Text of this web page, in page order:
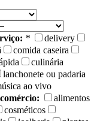
*
delivery
comida caseira
culinária
lanchonete ou padaria
ao vivo
alimentos
cosméticos